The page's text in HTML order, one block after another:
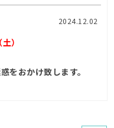
2024.12.02
）
をおかけ致します。